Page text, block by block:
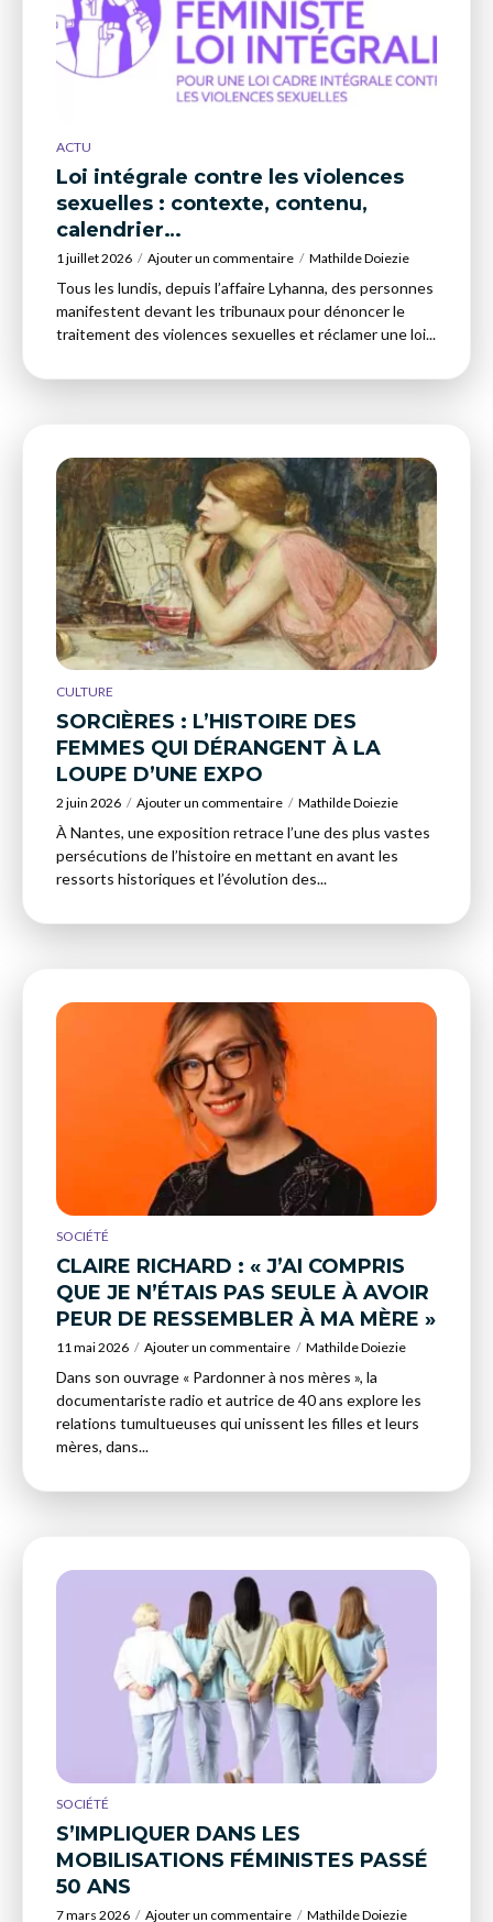
ACTU
Loi intégrale contre les violences
sexuelles : contexte, contenu,
calendrier…
1 juillet 2026 Ajouter un commentaire Mathilde Doiezie
Tous les lundis, depuis l’affaire Lyhanna, des personnes
manifestent devant les tribunaux pour dénoncer le
traitement des violences sexuelles et réclamer une loi...
CULTURE
SORCIÈRES : L’HISTOIRE DES
FEMMES QUI DÉRANGENT À LA
LOUPE D’UNE EXPO
2 juin 2026 Ajouter un commentaire Mathilde Doiezie
À Nantes, une exposition retrace l’une des plus vastes
persécutions de l’histoire en mettant en avant les
ressorts historiques et l’évolution des...
SOCIÉTÉ
CLAIRE RICHARD : « J’AI COMPRIS
QUE JE N’ÉTAIS PAS SEULE À AVOIR
PEUR DE RESSEMBLER À MA MÈRE »
11 mai 2026 Ajouter un commentaire Mathilde Doiezie
Dans son ouvrage « Pardonner à nos mères », la
documentariste radio et autrice de 40 ans explore les
relations tumultueuses qui unissent les filles et leurs
mères, dans...
SOCIÉTÉ
S’IMPLIQUER DANS LES
MOBILISATIONS FÉMINISTES PASSÉ
50 ANS
7 mars 2026 Ajouter un commentaire Mathilde Doiezie